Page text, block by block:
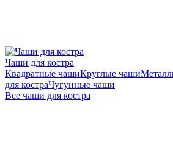
Чаши для костра
Квадратные чашиКруглые чаши
для костраЧугунные чаши
Все чаши для костра